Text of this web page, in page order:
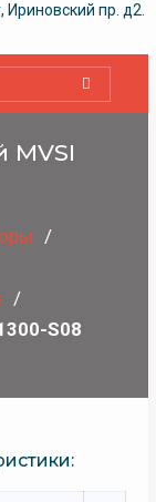
Ириновский пр. д2.
S08